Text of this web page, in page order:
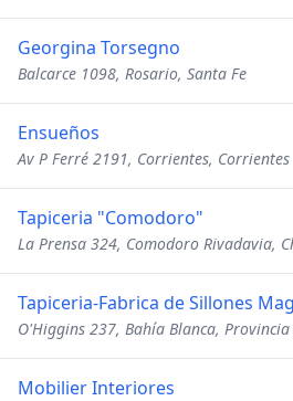
Georgina Torsegno
Balcarce 1098, Rosario, Santa Fe
Ensueños
Av P Ferré 2191, Corrientes, Corrientes
Tapiceria "Comodoro"
La Prensa 324, Comodoro Rivadavia,
Tapiceria-Fabrica de Sillones
O'Higgins 237, Bahía Blanca, Provincia
Mobilier Interiores